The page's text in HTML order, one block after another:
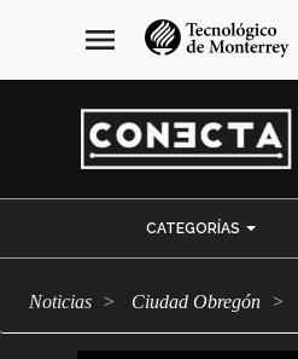
navegación
principal
menu
CATEGORÍAS
Noticias Ciudad Obregón